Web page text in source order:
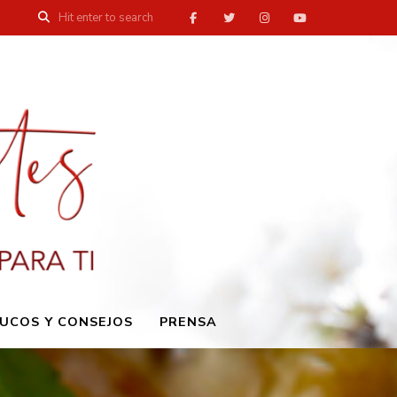
Y CONSEJOS PRENSA